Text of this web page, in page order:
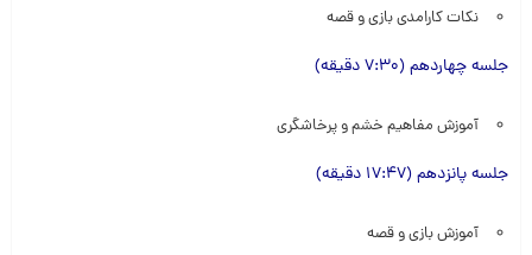
نکات کارامدی بازی و قصه
جلسه چهاردهم (7:30 دقیقه)
آموزش مفاهیم خشم و پرخاشگری
جلسه پانزدهم (17:47 دقیقه)
آموزش بازی و قصه